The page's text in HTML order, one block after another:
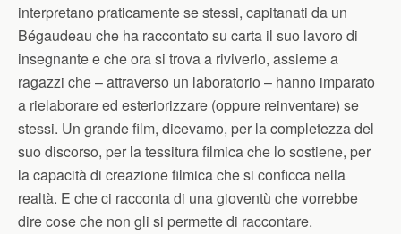
interpretano praticamente se stessi, capitanati da un
Bégaudeau che ha raccontato su carta il suo lavoro di
insegnante e che ora si trova a riviverlo, assieme a
ragazzi che – attraverso un laboratorio – hanno imparato
a rielaborare ed esteriorizzare (oppure reinventare) se
stessi. Un grande film, dicevamo, per la completezza del
suo discorso, per la tessitura filmica che lo sostiene, per
la capacità di creazione filmica che si conficca nella
realtà. E che ci racconta di una gioventù che vorrebbe
dire cose che non gli si permette di raccontare.